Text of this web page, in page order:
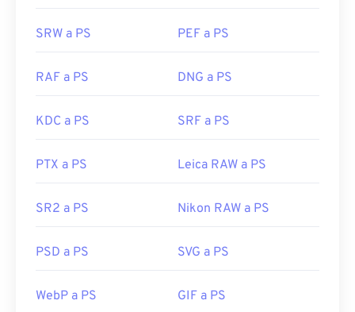
SRW a PS PEF a PS
RAF a PS DNG a PS
KDC a PS SRF a PS
PTX a PS Leica RAW a PS
SR2 a PS Nikon RAW a PS
PSD a PS SVG a PS
WebP a PS GIF a PS